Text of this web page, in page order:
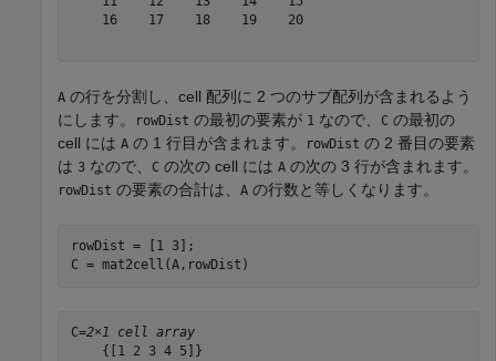
    16    17    18    19    20
A の行を分割し、cell 配列に 2 つのサブ配列が含まれるよう
にします。
rowDist の最初の要素が 1 なので、 C の最初の
cell には A の 1 行目が含まれます。 rowDist の 2 番目の要素
は 3 なので、 C の次の cell には A の次の 3 行が含まれます。
rowDist の要素の合計は、 A の行数と等しくなります。
rowDist = [1 3];
C = mat2cell(A,rowDist)
C=2×1 cell array
    {[1 2 3 4 5]}